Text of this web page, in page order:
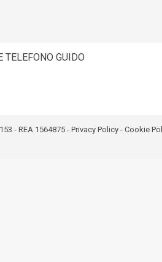
TELEFONO GUIDO
- REA 1564875 - Privacy Policy - Cookie